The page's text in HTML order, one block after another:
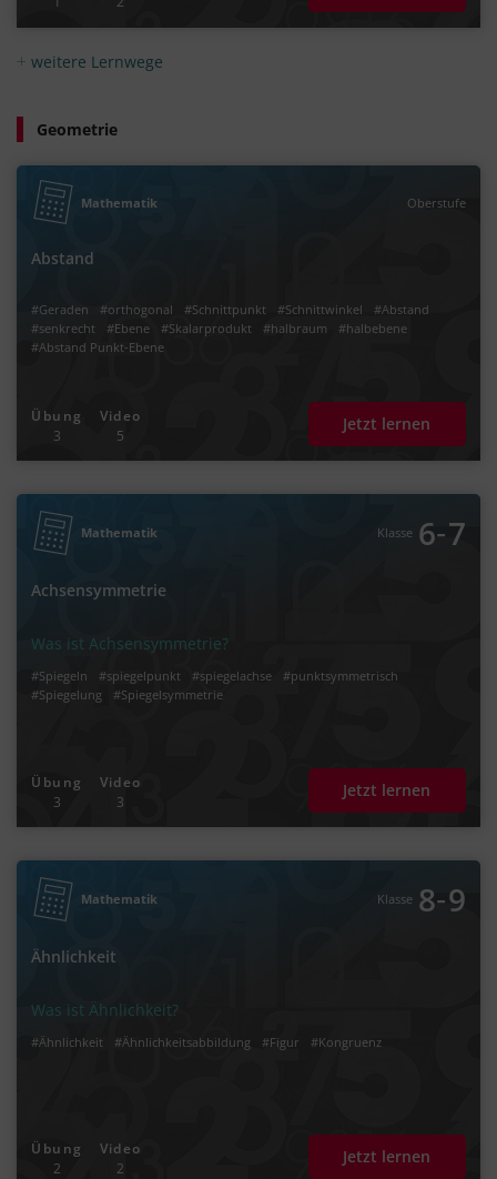
weitere Lernwege
Geometrie
Mathematik Oberstufe
Abstand
#Geraden #orthogonal #Schnittpunkt #Schnittwinkel
#Abstand
#senkrecht
#Ebene #Skalarprodukt #halbraum
#halbebene
#Abstand Punkt-Ebene
Übung
3
Video
5
Jetzt lernen
Mathematik Klasse 6‐7
Achsensymmetrie
Was ist Achsensymmetrie?
#Spiegeln #spiegelpunkt #spiegelachse
#punktsymmetrisch
#Spiegelung
#Spiegelsymmetrie
Übung
3
Video
3
Jetzt lernen
Mathematik Klasse 8‐9
Ähnlichkeit
Was ist Ähnlichkeit?
#Ähnlichkeit #Ähnlichkeitsabbildung #Figur #Kongruenz
Übung
2
Video
2
Jetzt lernen